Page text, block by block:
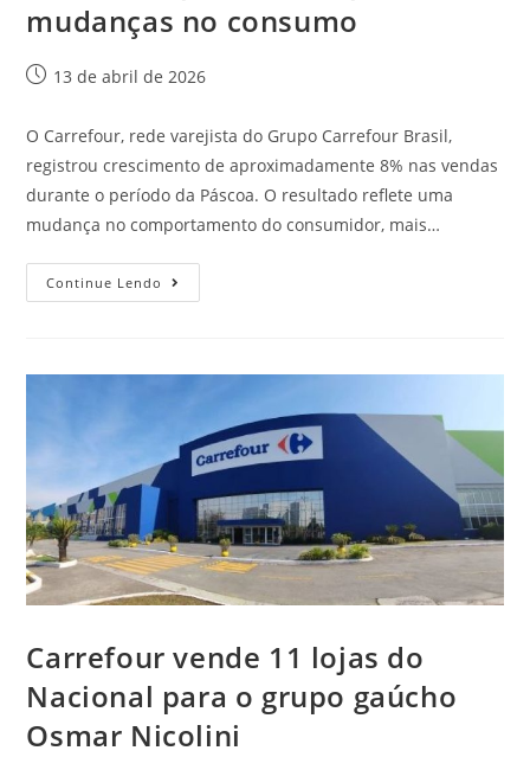
mudanças no consumo
13 de abril de 2026
O Carrefour, rede varejista do Grupo Carrefour Brasil,
registrou crescimento de aproximadamente 8% nas vendas
durante o período da Páscoa. O resultado reflete uma
mudança no comportamento do consumidor, mais…
Continue Lendo
Carrefour vende 11 lojas do
Nacional para o grupo gaúcho
Osmar Nicolini